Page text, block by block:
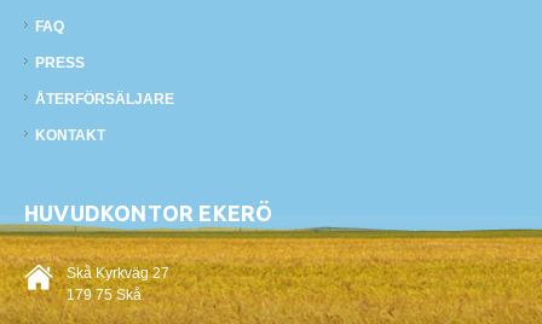
FAQ
PRESS
ÅTERFÖRSÄLJARE
KONTAKT
HUVUDKONTOR EKERÖ
Skå Kyrkväg 27
179 75 Skå